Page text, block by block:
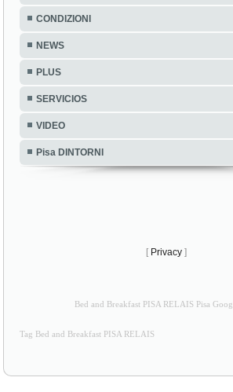
CONDIZIONI
NEWS
PLUS
SERVICIOS
VIDEO
Pisa DINTORNI
[ Privacy ]
Bed and Breakfast PISA RELAIS Pisa
Tag Bed and Breakfast PISA RELAIS